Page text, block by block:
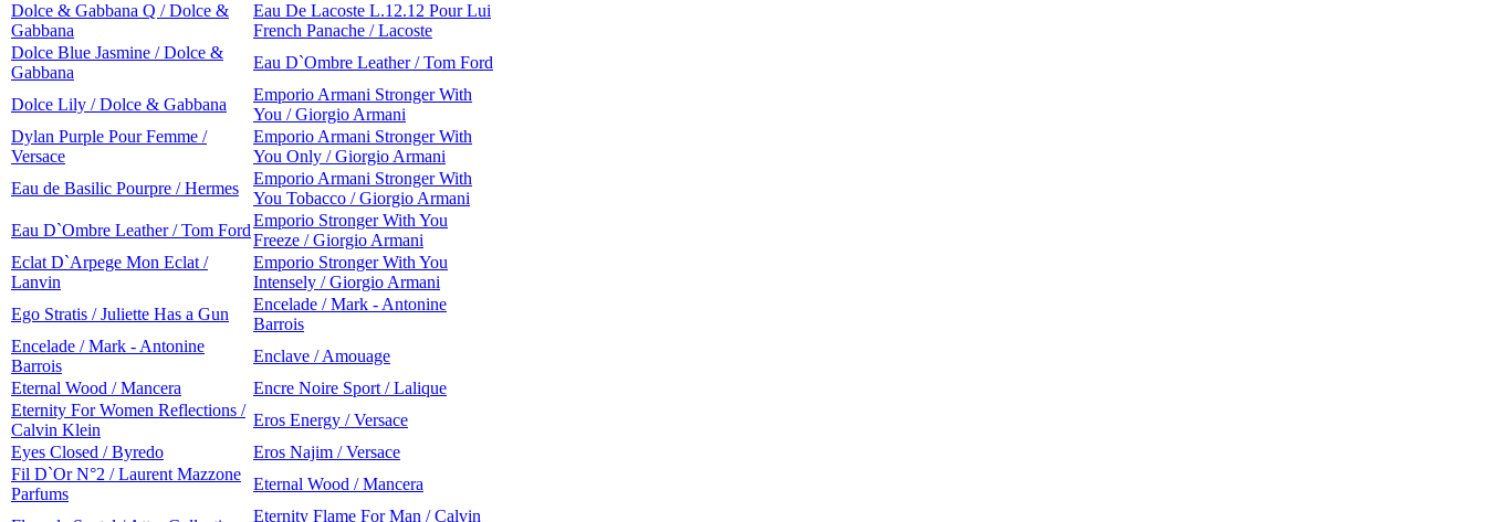
Dolce & Gabbana Q / Dolce &
Gabbana
Eau De Lacoste L.12.12 Pour Lui
French Panache / Lacoste
Dolce Blue Jasmine / Dolce &
Gabbana
Eau D`Ombre Leather / Tom Ford
Dolce Lily / Dolce & Gabbana
Emporio Armani Stronger With
You / Giorgio Armani
Dylan Purple Pour Femme /
Versace
Emporio Armani Stronger With
You Only / Giorgio Armani
Eau de Basilic Pourpre / Hermes
Emporio Armani Stronger With
You Tobacco / Giorgio Armani
Eau D`Ombre Leather / Tom Ford
Emporio Stronger With You
Freeze / Giorgio Armani
Eclat D`Arpege Mon Eclat /
Lanvin
Emporio Stronger With You
Intensely / Giorgio Armani
Ego Stratis / Juliette Has a Gun
Encelade / Mark - Antonine
Barrois
Encelade / Mark - Antonine
Barrois
Enclave / Amouage
Eternal Wood / Mancera
Encre Noire Sport / Lalique
Eternity For Women Reflections /
Calvin Klein
Eros Energy / Versace
Eyes Closed / Byredo
Eros Najim / Versace
Fil D`Or N°2 / Laurent Mazzone
Parfums
Eternal Wood / Mancera
Eternity Flame For Man / Calvin